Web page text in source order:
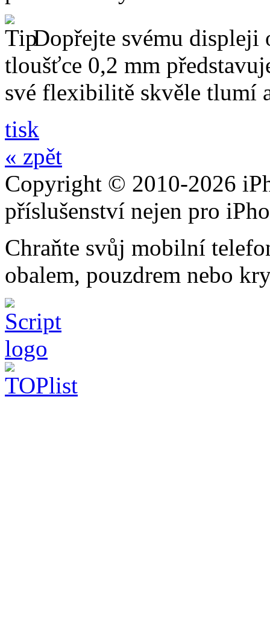
Dopřejte svému displeji
tloušťce 0,2 mm
své flexibilitě skvěle tlumí
tisk
« zpět
Copyright © 2010-2026
příslušenství nejen pro
Chraňte svůj mobilní
obalem, pouzdrem nebo